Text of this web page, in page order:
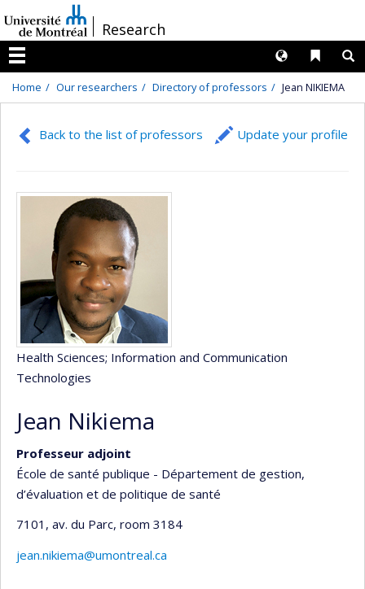
au
contenu
/Research
Menu
Liens
Langues
Home Our researchers Directory of professors Jean NIKIEMA
Back to the list of professors Update your profile
Health Sciences; Information and Communication
Technologies
Jean Nikiema
Professeur adjoint
École de santé publique - Département de gestion,
d’évaluation et de politique de santé
7101, av. du Parc, room 3184
jean.nikiema@umontreal.ca